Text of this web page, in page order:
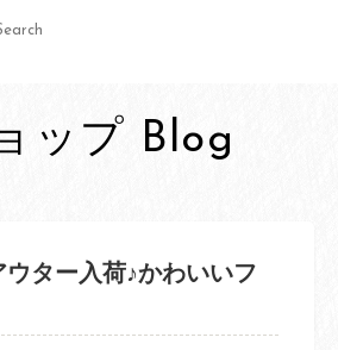
ップ Blog
ウター入荷♪かわいいフ